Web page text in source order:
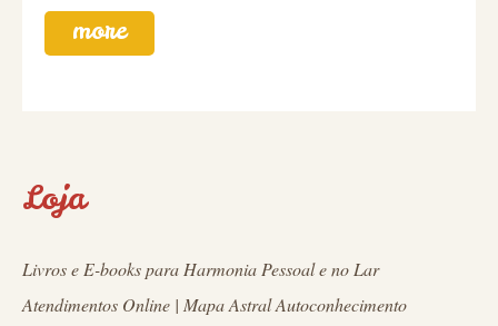
more
Loja
Livros e E-books para Harmonia Pessoal e no Lar
Atendimentos Online | Mapa Astral Autoconhecimento